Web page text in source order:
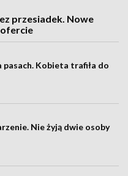
przesiadek. Nowe
ofercie
pasach. Kobieta trafiła do
Nie żyją dwie osoby